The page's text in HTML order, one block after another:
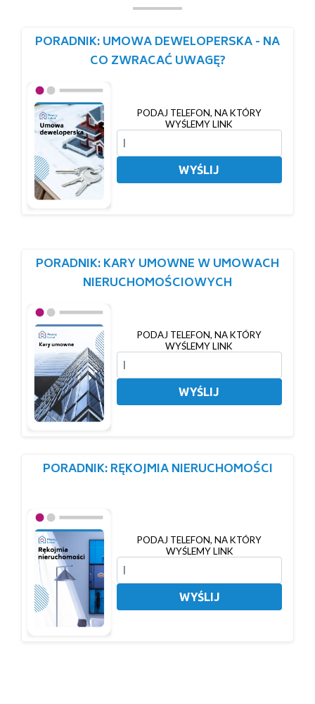
PORADNIK: UMOWA DEWELOPERSKA - NA
CO ZWRACAĆ UWAGĘ?
PODAJ TELEFON, NA KTÓRY
WYŚLEMY LINK
WYŚLIJ
PORADNIK: KARY UMOWNE W UMOWACH
NIERUCHOMOŚCIOWYCH
PODAJ TELEFON, NA KTÓRY
WYŚLEMY LINK
WYŚLIJ
PORADNIK: RĘKOJMIA NIERUCHOMOŚCI
PODAJ TELEFON, NA KTÓRY
WYŚLEMY LINK
WYŚLIJ